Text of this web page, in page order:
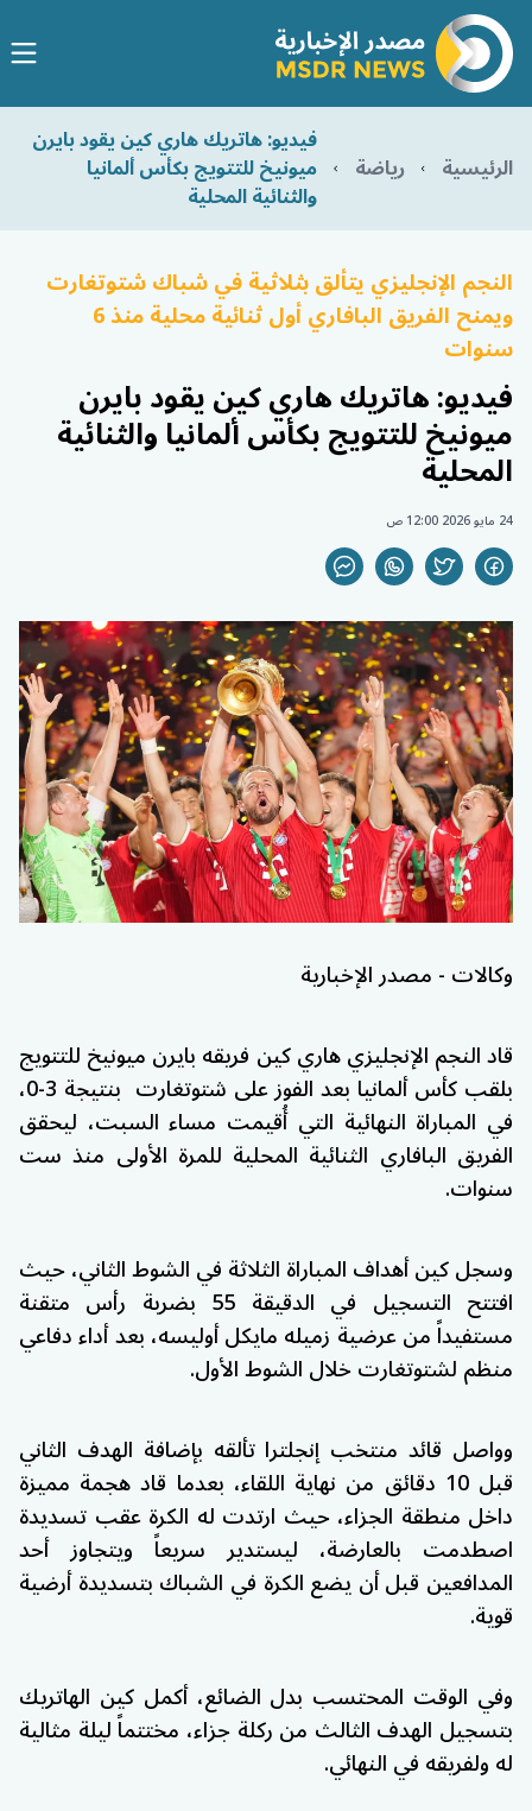
الرئيسية رياضة
فيديو: هاتريك هاري كين يقود بايرن
ميونيخ للتتويج بكأس ألمانيا
والثنائية المحلية
النجم الإنجليزي يتألق بثلاثية في شباك شتوتغارت
ويمنح الفريق البافاري أول ثنائية محلية منذ 6
سنوات
فيديو: هاتريك هاري كين يقود بايرن
ميونيخ للتتويج بكأس ألمانيا والثنائية
المحلية
24 مايو 2026 12:00 ص
وكالات - مصدر الإخبارية
قاد النجم الإنجليزيهاري كين فريقهبايرن ميونيخللتتويج
بلقب كأس ألمانيا بعد الفوز على شتوتغارت بنتيجة 3-0،
في المباراة النهائية التي أُقيمت مساء السبت، ليحقق
الفريق البافاري الثنائية المحلية للمرة الأولى منذ ست
سنوات.
وسجل كين أهداف المباراة الثلاثة في الشوط الثاني، حيث
افتتح التسجيل في الدقيقة 55 بضربة رأس متقنة
مستفيداً من عرضية زميله مايكل أوليسه، بعد أداء دفاعي
منظم لشتوتغارت خلال الشوط الأول.
وواصل قائد منتخب إنجلترا تألقه بإضافة الهدف الثاني
قبل 10 دقائق من نهاية اللقاء، بعدما قاد هجمة مميزة
داخل منطقة الجزاء، حيث ارتدت له الكرة عقب تسديدة
اصطدمت بالعارضة، ليستدير سريعاً ويتجاوز أحد
المدافعين قبل أن يضع الكرة في الشباك بتسديدة أرضية
قوية.
وفي الوقت المحتسب بدل الضائع، أكمل كين الهاتريك
بتسجيل الهدف الثالث من ركلة جزاء، مختتماً ليلة مثالية
له ولفريقه في النهائي.